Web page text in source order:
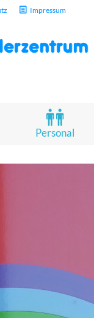
Impressum
Personal